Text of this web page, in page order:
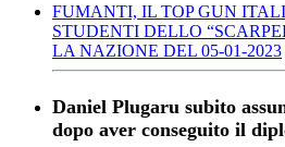
FUMANTI, IL TOP GUN
STUDENTI DELLO
LA NAZIONE DEL 05-01-2023
Daniel Plugaru subito
dopo aver conseguito il